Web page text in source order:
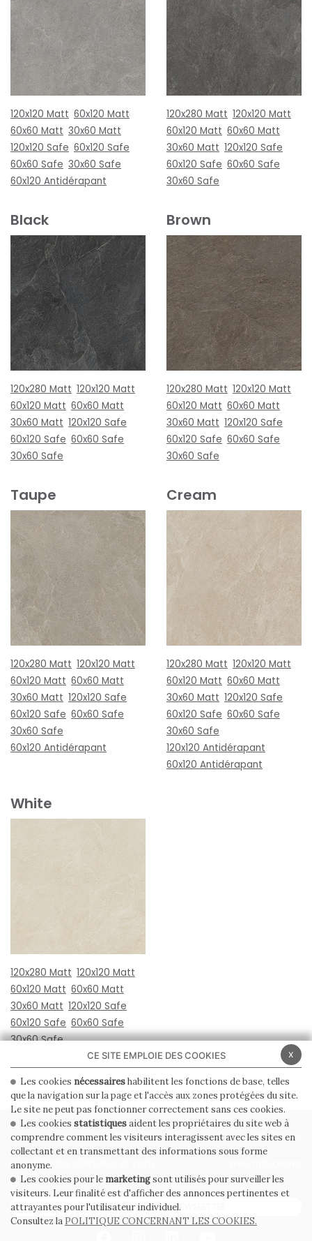
120x120 Matt 60x120 Matt
60x60 Matt 30x60 Matt
120x120 Safe 60x120 Safe
60x60 Safe 30x60 Safe
60x120 Antidérapant
120x280 Matt 120x120 Matt
60x120 Matt 60x60 Matt
30x60 Matt 120x120 Safe
60x120 Safe 60x60 Safe
30x60 Safe
Black
120x280 Matt 120x120 Matt
60x120 Matt 60x60 Matt
30x60 Matt 120x120 Safe
60x120 Safe 60x60 Safe
30x60 Safe
Brown
120x280 Matt 120x120 Matt
60x120 Matt 60x60 Matt
30x60 Matt 120x120 Safe
60x120 Safe 60x60 Safe
30x60 Safe
Taupe
120x280 Matt 120x120 Matt
60x120 Matt 60x60 Matt
30x60 Matt 120x120 Safe
60x120 Safe 60x60 Safe
30x60 Safe
60x120 Antidérapant
Cream
120x280 Matt 120x120 Matt
60x120 Matt 60x60 Matt
30x60 Matt 120x120 Safe
60x120 Safe 60x60 Safe
30x60 Safe
120x120 Antidérapant
60x120 Antidérapant
White
120x280 Matt 120x120 Matt
60x120 Matt 60x60 Matt
30x60 Matt 120x120 Safe
60x120 Safe 60x60 Safe
30x60 Safe
PRIVACY POLICY COOKIE POLICY
CONDITIONS GÉNÉRALES DE VENTE
ABONNEZ-VOUS À LA NEWSLETTER
x
CE SITE EMPLOIE DES COOKIES
Les cookies nécessaireshabilitent les fonctions de base, telles
que la navigation sur la page et l'accès aux zones protégées du site.
Le site ne peut pas fonctionner correctement sans ces cookies.
Les cookies statistiquesaident les propriétaires du site web à
comprendre comment les visiteurs interagissent avec les sites en
collectant et en transmettant des informations sous forme
anonyme.
Les cookies pour le marketingsont utilisés pour surveiller les
visiteurs. Leur finalité est d'afficher des annonces pertinentes et
attrayantes pour l'utilisateur individuel.
Consultez la POLITIQUE CONCERNANT LES COOKIES.